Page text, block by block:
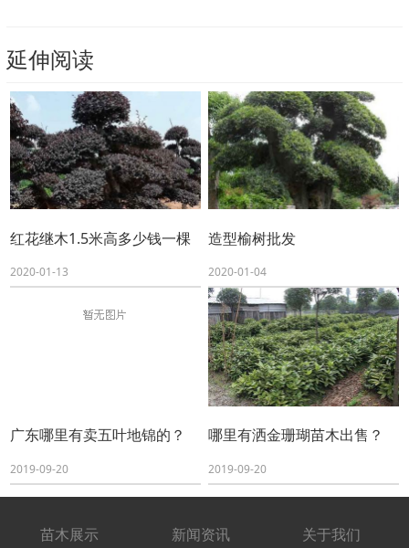
延伸阅读
红花继木1.5米高多少钱一棵
2020-01-13
造型榆树批发
2020-01-04
广东哪里有卖五叶地锦的？
2019-09-20
哪里有洒金珊瑚苗木出售？
2019-09-20
苗木展示 新闻资讯 关于我们